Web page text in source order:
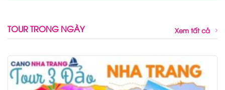
TOUR TRONG NGÀY Xem tất cả